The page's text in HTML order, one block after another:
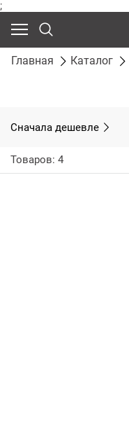
;
Главная Каталог
Сначала дешевле
Товаров: 4